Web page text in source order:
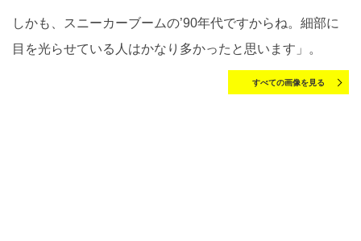
しかも、スニーカーブームの’90年代ですからね。細部に
目を光らせている人はかなり多かったと思います」。
すべての画像を見る